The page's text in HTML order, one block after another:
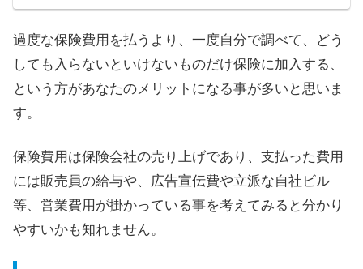
過度な保険費用を払うより、一度自分で調べて、どう
しても入らないといけないものだけ保険に加入する、
という方があなたのメリットになる事が多いと思いま
す。
保険費用は保険会社の売り上げであり、支払った費用
には販売員の給与や、広告宣伝費や立派な自社ビル
等、営業費用が掛かっている事を考えてみると分かり
やすいかも知れません。